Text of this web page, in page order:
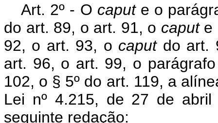
Art. 2º - O capute o
do art. 89, o art. 91, o capute
92, o art. 93, o caputdo art.
art. 96, o art. 99, o
102, o § 5º do art. 119, a
Lei nº 4.215, de 27 de
seguinte redação: